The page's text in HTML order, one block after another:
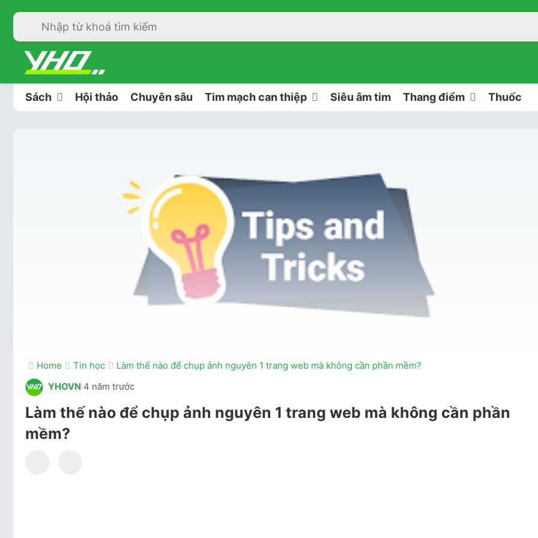
Sách Hội thảo Chuyên sâu Tim mạch can thiệp Siêu âm tim Thang điểm Thuốc
Home Tin học
Làm thế nào để chụp ảnh nguyên 1 trang web mà không cần phần mềm?
YHOVN 4 năm trước
Làm thế nào để chụp ảnh nguyên 1 trang web mà không cần phần
mềm?